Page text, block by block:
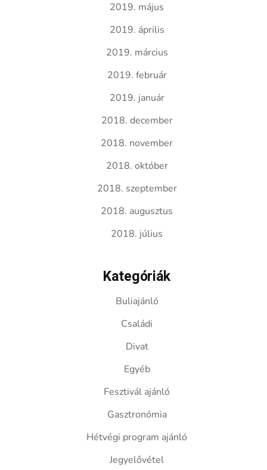
2019. május
2019. április
2019. március
2019. február
2019. január
2018. december
2018. november
2018. október
2018. szeptember
2018. augusztus
2018. július
Kategóriák
Buliajánló
Családi
Divat
Egyéb
Fesztivál ajánló
Gasztronómia
Hétvégi program ajánló
Jegyelővétel